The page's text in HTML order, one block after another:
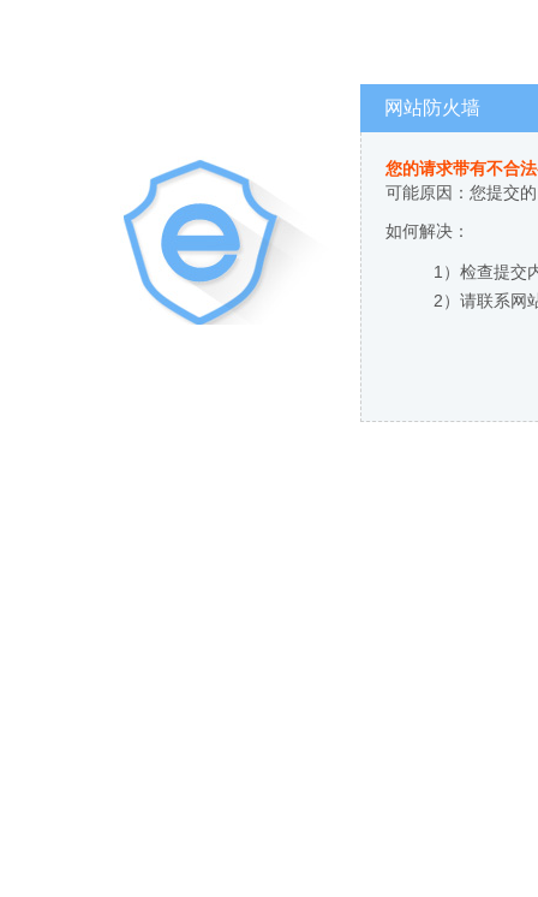
网站防火墙
您的请求带有不合
可能原因：您提交
如何解决：
1）检查提交
2）请联系网